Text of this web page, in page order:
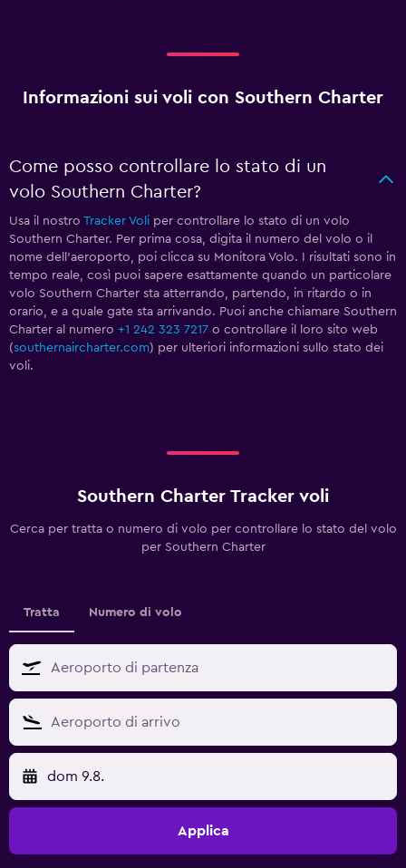
Informazioni sui voli con Southern Charter
Come posso controllare lo stato di un
volo Southern Charter?
Usa il nostro Tracker Voli per controllare lo stato di un volo
Southern Charter. Per prima cosa, digita il numero del volo o il
nome dell'aeroporto, poi clicca su Monitora Volo. I risultati sono in
tempo reale, così puoi sapere esattamente quando un particolare
volo Southern Charter sta atterrando, partendo, in ritardo o in
orario, e a quale gate sta arrivando. Puoi anche chiamare Southern
Charter al numero +1 242 323 7217 o controllare il loro sito web
(southernaircharter.com) per ulteriori informazioni sullo stato dei
voli.
Southern Charter Tracker voli
Cerca per tratta o numero di volo per controllare lo stato del volo
per Southern Charter
Tratta Numero di volo
dom 9.8.
Applica